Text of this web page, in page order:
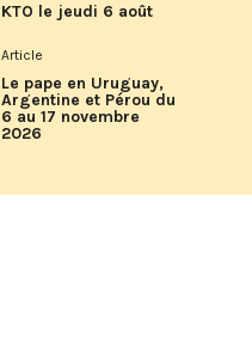
KTO le jeudi 6 août
Article
Le pape en Uruguay,
Argentine et Pérou du
6 au 17 novembre
2026